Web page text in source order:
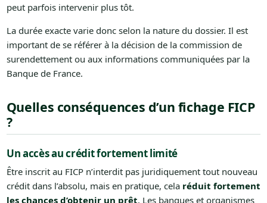
peut parfois intervenir plus tôt.
La durée exacte varie donc selon la nature du dossier. Il est
important de se référer à la décision de la commission de
surendettement ou aux informations communiquées par la
Banque de France.
Quelles conséquences d’un fichage FICP
?
Un accès au crédit fortement limité
Être inscrit au FICP n’interdit pas juridiquement tout nouveau
crédit dans l’absolu, mais en pratique, cela réduit fortement
les chances d’obtenir un prêt. Les banques et organismes